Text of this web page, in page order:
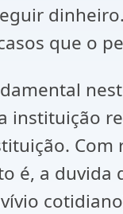
que o
instituição
é, a duvida